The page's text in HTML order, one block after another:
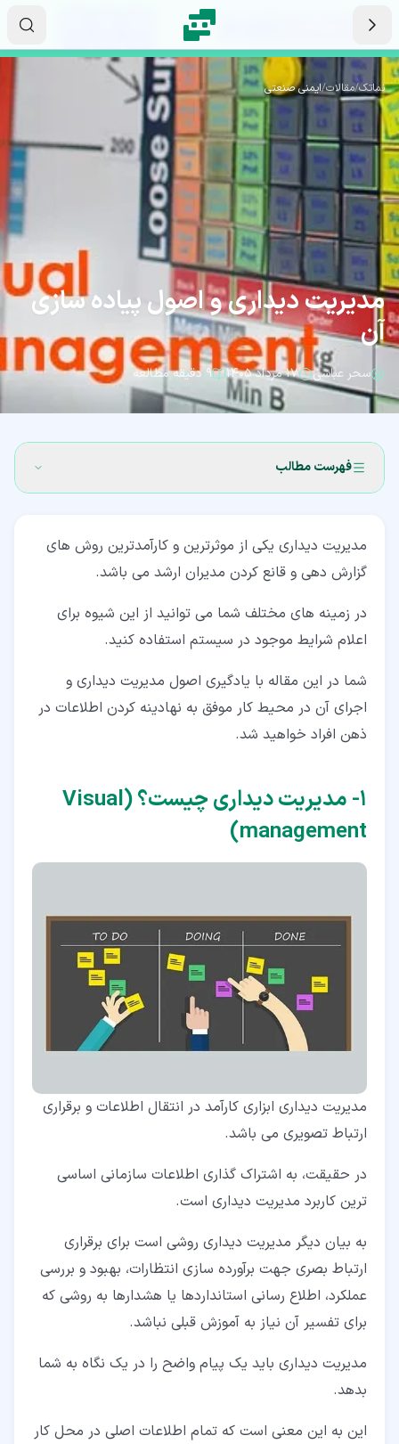
نماتک/مقالات/ایمنی صنعتی
مدیریت دیداری و اصول پیاده سازی
آن
سحر عباسی ۱۷ مرداد ۱۴۰۵ ۹ دقیقه مطالعه
فهرست مطالب
۴‏- انواع مدیریت دیداری
۴‏-‏۳‏- ساختن استانداردها در مدیریت دیداری
۴‏-‏۵‏- متوقف کردن ناهنجاری ها
مدیریت دیداری یکی از موثرترین و کارآمدترین روش های
گزارش دهی و قانع کردن مدیران ارشد می باشد.
در زمینه های مختلف شما می توانید از این شیوه برای
اعلام شرایط موجود در سیستم استفاده کنید.
شما در این مقاله با یادگیری اصول مدیریت دیداری و
اجرای آن در محیط کار موفق به نهادینه کردن اطلاعات در
ذهن افراد خواهید شد.
۱‏- مدیریت دیداری چیست؟ (Visual
management)
مدیریت دیداری ابزاری کارآمد در انتقال اطلاعات و برقراری
ارتباط تصویری می باشد.
در حقیقت، به اشتراک گذاری اطلاعات سازمانی اساسی
ترین کاربرد مدیریت دیداری است.
به بیان دیگر مدیریت دیداری روشی است برای برقراری
ارتباط بصری جهت برآورده سازی انتظارات، بهبود و بررسی
عملکرد، اطلاع رسانی استانداردها یا هشدارها به روشی که
برای تفسیر آن نیاز به آموزش قبلی نباشد.
مدیریت دیداری باید یک پیام واضح را در یک نگاه به شما
بدهد.
این به این معنی است که تمام اطلاعات اصلی در محل کار